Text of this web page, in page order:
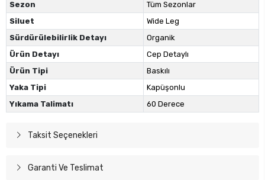
Sezon
Tüm Sezonlar
Siluet
Wide Leg
Sürdürülebilirlik Detayı
Organik
Ürün Detayı
Cep Detaylı
Ürün Tipi
Baskılı
Yaka Tipi
Kapüşonlu
Yıkama Talimatı
60 Derece
Taksit Seçenekleri
Garanti Ve Teslimat